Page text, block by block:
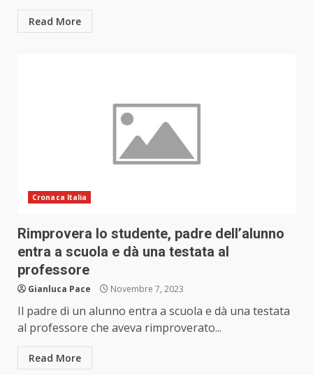
Read More
Cronaca Italia
Rimprovera lo studente, padre dell’alunno
entra a scuola e dà una testata al
professore
Gianluca Pace Novembre 7, 2023
Il padre di un alunno entra a scuola e dà una testata
al professore che aveva rimproverato...
Read More